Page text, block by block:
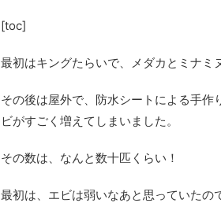
[toc]
最初はキングたらいで、メダカとミナミ
その後は屋外で、防水シートによる手
ビがすごく増えてしまいました。
その数は、なんと数十匹くらい！
最初は、エビは弱いなあと思っていたの